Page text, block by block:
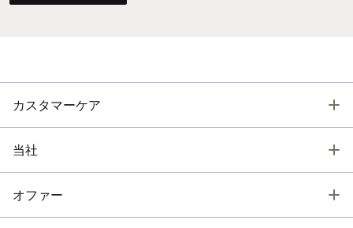
カスタマーケア
当社
オファー